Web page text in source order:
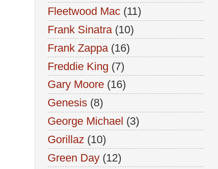
Fleetwood Mac (11)
Frank Sinatra (10)
Frank Zappa (16)
Freddie King (7)
Gary Moore (16)
Genesis (8)
George Michael (3)
Gorillaz (10)
Green Day (12)